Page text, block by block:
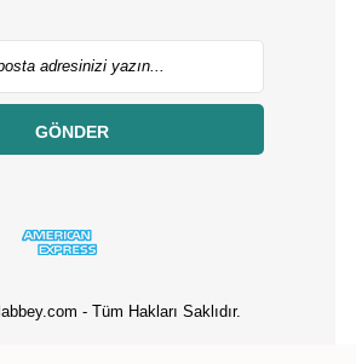
GÖNDER
- Tüm Hakları Saklıdır.